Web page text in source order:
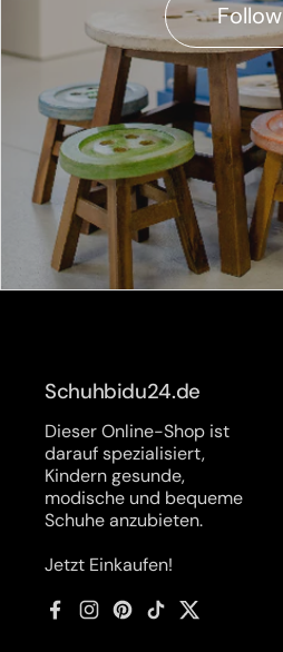
Follow
Schuhbidu24.de
Dieser Online-Shop ist
darauf spezialisiert,
Kindern gesunde,
modische und bequeme
Schuhe anzubieten.
Jetzt Einkaufen!
Facebook
InstagramPinterest
TikTokTwitter